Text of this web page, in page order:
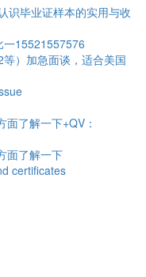
识毕业证样本的实用与收
15521557576
）加急面谈，适合美国
了解一下+QV：
面了解一下
certificates